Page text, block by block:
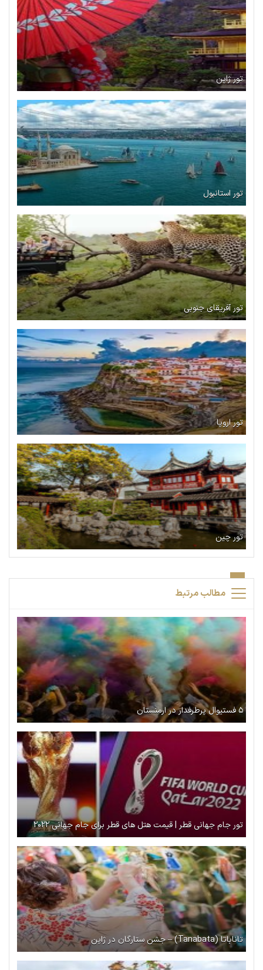
تور ژاپن
تور استانبول
تور آفریقای جنوبی
تور اروپا
تور چین
مطالب مرتبط
۵ فستیوال پرطرفدار در ارمنستان
تور جام جهانی قطر | قیمت هتل های قطر برای جام جهانی ۲۰۲۲
تاناباتا (Tanabata) – جشن ستارگان در ژاپن